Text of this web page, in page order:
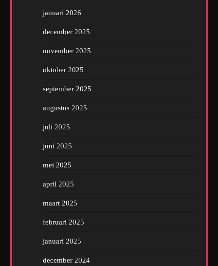
januari 2026
december 2025
november 2025
oktober 2025
september 2025
augustus 2025
juli 2025
juni 2025
mei 2025
april 2025
maart 2025
februari 2025
januari 2025
december 2024